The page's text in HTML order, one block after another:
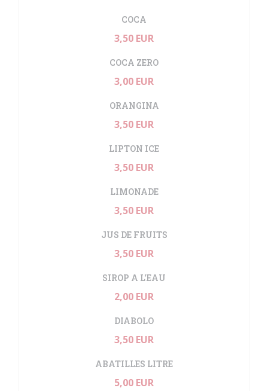
COCA
3,50 EUR
COCA ZERO
3,00 EUR
ORANGINA
3,50 EUR
LIPTON ICE
3,50 EUR
LIMONADE
3,50 EUR
JUS DE FRUITS
3,50 EUR
SIROP A L'EAU
2,00 EUR
DIABOLO
3,50 EUR
ABATILLES LITRE
5,00 EUR